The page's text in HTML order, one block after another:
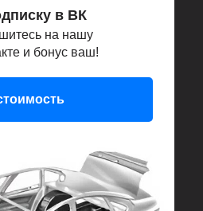
в ВК
на нашу
и бонус ваш!